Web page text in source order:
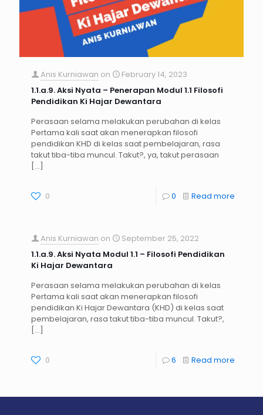
Anis Kurniawan on
February 14, 2023
1.1.a.9. Aksi Nyata – Penerapan Modul 1.1 Filosofi
Pendidikan Ki Hajar Dewantara
Perasaan selama melakukan perubahan di kelas
Pertama kali saat akan menerapkan filosofi
pendidikan KHD di kelas saat pembelajaran, rasa
takut tiba-tiba muncul. Takut?, ya, takut perasaan
[…]
0 0 Read more
Anis Kurniawan on
September 25, 2022
1.1.a.9. Aksi Nyata Modul 1.1 – Filosofi Pendidikan
Ki Hajar Dewantara
Perasaan selama melakukan perubahan di kelas
Pertama kali saat akan menerapkan filosofi
pendidikan Ki Hajar Dewantara (KHD) di kelas saat
pembelajaran, rasa takut tiba-tiba muncul. Takut?,
[…]
0 6 Read more